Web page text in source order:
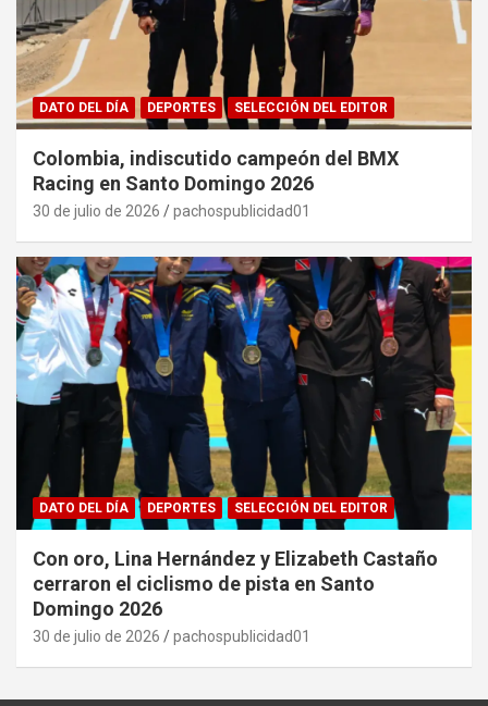
DATO DEL DÍA DEPORTES SELECCIÓN DEL EDITOR
Colombia, indiscutido campeón del BMX
Racing en Santo Domingo 2026
30 de julio de 2026 pachospublicidad01
DATO DEL DÍA DEPORTES SELECCIÓN DEL EDITOR
Con oro, Lina Hernández y Elizabeth Castaño
cerraron el ciclismo de pista en Santo
Domingo 2026
30 de julio de 2026 pachospublicidad01